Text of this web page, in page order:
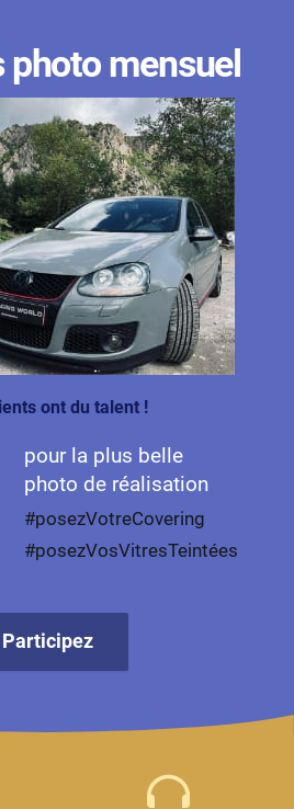
photo mensuel
ont du talent !
pour la plus belle
photo de réalisation
#posezVotreCovering
#posezVosVitresTeintées
Participez